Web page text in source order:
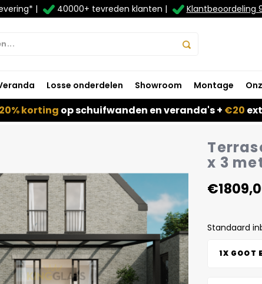
| 40000+ tevreden klanten | Klantbeoordeling
Losse onderdelen Showroom Montage
korting op schuifwanden en veranda's + €20
x 3
Standaard
1X GOOT